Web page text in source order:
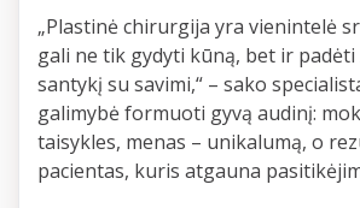
„Plastinė chirurgija yra vienintelė
gali ne tik gydyti kūną, bet ir
santykį su savimi,“ – sako
galimybė formuoti gyvą audinį:
taisykles, menas – unikalumą, o
pacientas, kuris atgauna